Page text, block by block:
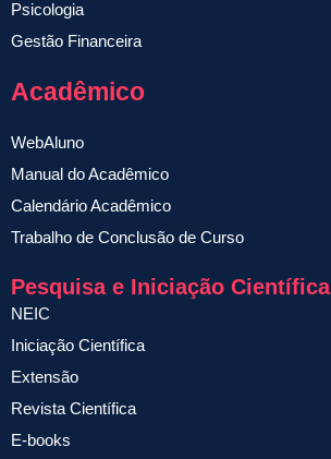
Psicologia
Gestão Financeira
Acadêmico
WebAluno
Manual do Acadêmico
Calendário Acadêmico
Trabalho de Conclusão de Curso
Pesquisa e Iniciação Científica
NEIC
Iniciação Científica
Extensão
Revista Científica
E-books